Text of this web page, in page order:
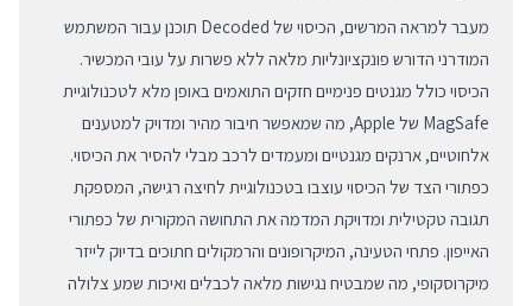
מעבר למראה המרשים, הכיסוי של Decoded תוכנן עבור המשתמש
המודרני הדורש פונקציונליות מלאה ללא פשרות על עובי המכשיר.
הכיסוי כולל מגנטים פנימיים חזקים התואמים באופן מלא לטכנולוגיית
MagSafe של Apple, מה שמאפשר חיבור מהיר ומדויק למטענים
אלחוטיים, ארנקים מגנטיים ומעמדים לרכב מבלי להסיר את הכיסוי.
כפתורי הצד של הכיסוי עוצבו בטכנולוגיית לחיצה רגישה, המספקת
תגובה טקטילית ומדויקת המדמה את התחושה המקורית של כפתורי
האייפון. פתחי הטעינה, המיקרופונים והרמקולים חתוכים בדיוק לייזר
מיקרוסקופי, מה שמבטיח נגישות מלאה לכבלים ואיכות שמע צלולה